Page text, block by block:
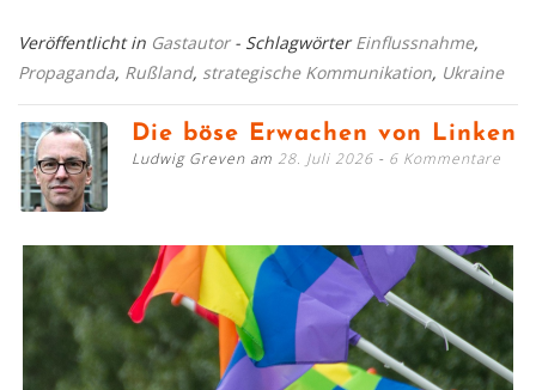
Veröffentlicht in Gastautor - SchlagwörterEinflussnahme,
Propaganda, Rußland, strategische Kommunikation, Ukraine
Die böse Erwachen von Linken
Ludwig Greven am 28. Juli 2026 6 Kommentare